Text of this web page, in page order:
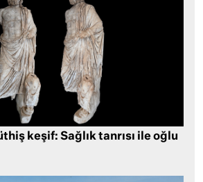
keşif: Sağlık tanrısı ile oğlu